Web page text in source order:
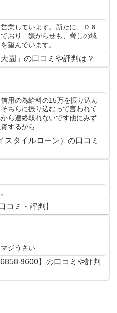
業しています。新たに、０８
おり、嫌がらせも、脅しの域
望んでいます。
園」の口コミや評判は？
用の為給料の15万を振り込ん
ちらに振り込むって言われて
ら連絡取れないです他にみず
するから...
スタイルローン）の口コミ
コミ・評判】
ジうざい
9600】の口コミや評判